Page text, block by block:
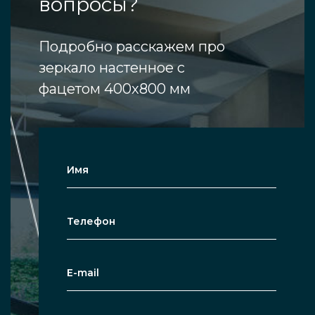
Подробно расскажем про
зеркало настенное с
фацетом 400x800 мм